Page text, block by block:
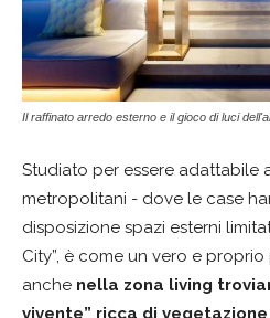
Il raffinato arredo esterno e il gioco di luci
Studiato per essere adattabile
metropolitani - dove le case
disposizione spazi esterni
City”, è come un vero e
anche nella zona living
vivente” ricca di vegetazione